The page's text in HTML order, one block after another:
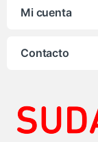
Mi cuenta
Contacto